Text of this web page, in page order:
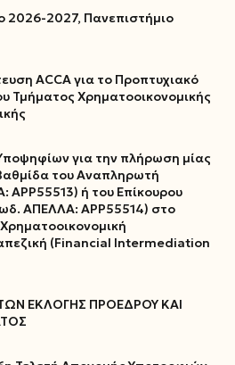
2026-2027, Πανεπιστήμιο
ACCA για το Προπτυχιακό
Τμήματος Χρηματοοικονομικής
για την πλήρωση μίας
του Αναπληρωτή
ή του Επίκουρου
ΑΠΕΛΛΑ: ΑΡΡ55514) στο
(Financial Intermediation
ΕΚΛΟΓΗΣ ΠΡΟΕΔΡΟΥ ΚΑΙ